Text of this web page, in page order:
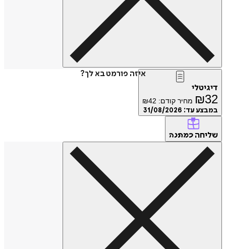
איזה פורמט בא לך?
דיגיטלי
₪32 מחיר קודם: ₪42
במבצע עד: 31/08/2026
שליחה כמתנה